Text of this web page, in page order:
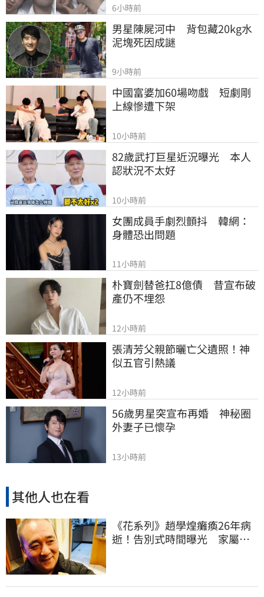
6小時前
男星陳屍河中　背包藏20kg水
泥塊死因成謎
9小時前
中國富婆加60場吻戲　短劇剛
上線慘遭下架
10小時前
82歲武打巨星近況曝光　本人
認狀況不太好
10小時前
女團成員手劇烈顫抖　韓網：
身體恐出問題
11小時前
朴寶劍替爸扛8億債　昔宣布破
產仍不埋怨
12小時前
張清芳父親節曬亡父遺照！神
似五官引熱議
12小時前
56歲男星突宣布再婚　神秘圈
外妻子已懷孕
13小時前
其他人也在看
《花系列》趙學煌癱瘓26年病
逝！告別式時間曝光 家屬遵